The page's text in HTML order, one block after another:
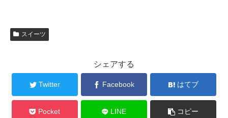
スイーツ
シェアする
Twitter Facebook はてブ
Pocket LINE コピー